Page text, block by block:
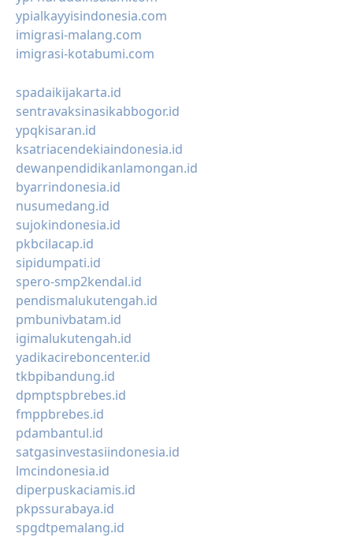
ypialkayyisindonesia.com
imigrasi-malang.com
imigrasi-kotabumi.com
spadaikijakarta.id
sentravaksinasikabbogor.id
ypqkisaran.id
ksatriacendekiaindonesia.id
dewanpendidikanlamongan.id
byarrindonesia.id
nusumedang.id
sujokindonesia.id
pkbcilacap.id
sipidumpati.id
spero-smp2kendal.id
pendismalukutengah.id
pmbunivbatam.id
igimalukutengah.id
yadikacireboncenter.id
tkbpibandung.id
dpmptspbrebes.id
fmppbrebes.id
pdambantul.id
satgasinvestasiindonesia.id
lmcindonesia.id
diperpuskaciamis.id
pkpssurabaya.id
spgdtpemalang.id